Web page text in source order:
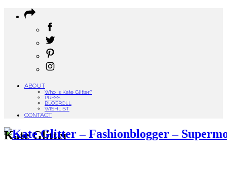
ABOUT
Who is Kate Glitter?
PRESS
BLOGROLL
WISHLIST
CONTACT
Kate Glitter